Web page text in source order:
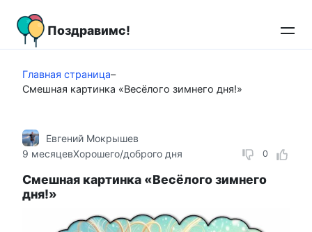
контенту
Поздравимс!
Главная страница–
Смешная картинка «Весёлого зимнего дня!»
0
Евгений Мокрышев
9 месяцевХорошего/доброго дня
Смешная картинка «Весёлого зимнего
дня!»